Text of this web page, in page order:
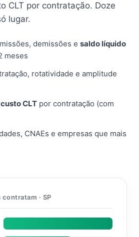
CLT por contratação. Doze
lugar.
demissões e saldo líquido
meses
rotatividade e amplitude
custo CLT por contratação (com
CNAEs e empresas que mais
· SP